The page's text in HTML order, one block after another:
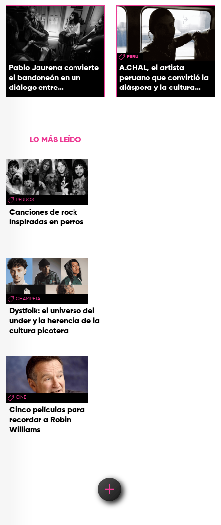
soul
Pablo Jaurena convierte
el bandoneón en un
diálogo entre
generaciones con el
PERU
A.CHAL, el artista
peruano que convirtió la
diáspora y la cultura
chicha en su sonido
LO MÁS LEÍDO
PERROS
Canciones de rock
inspiradas en perros
CHAMPETA
Dystfolk: el universo del
under y la herencia de la
cultura picotera
CINE
Cinco películas para
recordar a Robin
Williams